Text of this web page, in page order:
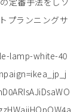
プランニングサ
lamp-white-40